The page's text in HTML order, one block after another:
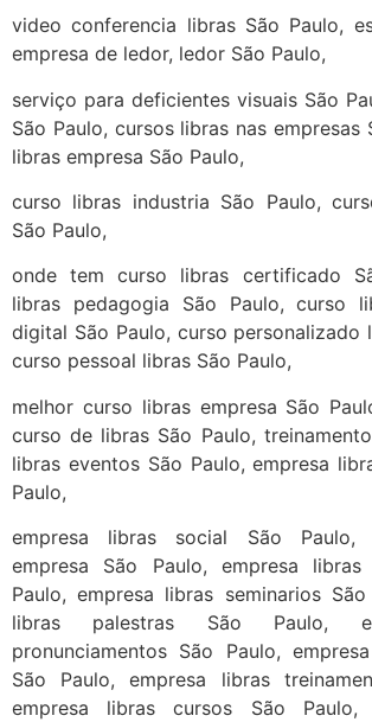
video conferencia libras São Paulo,
empresa de ledor, ledor São Paulo,
serviço para deficientes visuais São
São Paulo, cursos libras nas empresas
libras empresa São Paulo,
curso libras industria São Paulo,
São Paulo,
onde tem curso libras certificado
libras pedagogia São Paulo, curso
digital São Paulo, curso personalizado
curso pessoal libras São Paulo,
melhor curso libras empresa São
curso de libras São Paulo,
libras eventos São Paulo, empresa
Paulo,
empresa libras social São Paulo,
empresa São Paulo, empresa libras
Paulo, empresa libras seminarios
libras palestras São Paulo,
pronunciamentos São Paulo,
São Paulo, empresa libras
empresa libras cursos São Paulo,